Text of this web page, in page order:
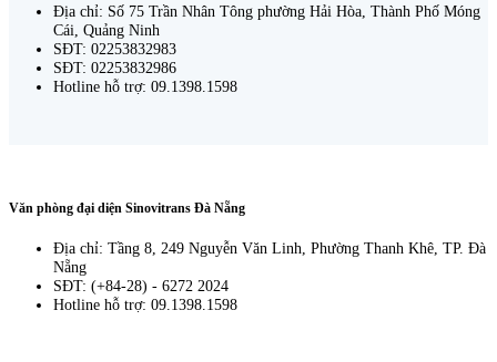
Địa chỉ: Số 75 Trần Nhân Tông phường Hải Hòa, Thành Phố Móng
Cái, Quảng Ninh
SĐT: 02253832983
SĐT: 02253832986
Hotline hỗ trợ: 09.1398.1598
Văn phòng đại diện Sinovitrans Đà Nẵng
Địa chỉ: Tầng 8, 249 Nguyễn Văn Linh, Phường Thanh Khê, TP. Đà
Nẵng
SĐT: (+84-28) - 6272 2024
Hotline hỗ trợ: 09.1398.1598